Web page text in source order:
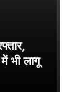
भी लागू